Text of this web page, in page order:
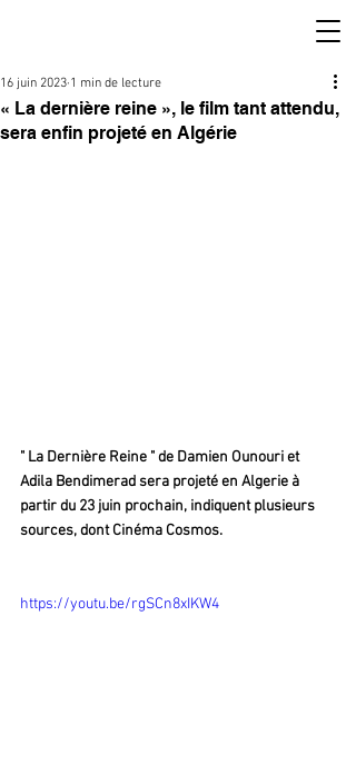
« La dernière reine », le film tant attendu,
sera enfin projeté en Algérie
16 juin 2023 1 min de lecture
" La Dernière Reine " de Damien Ounouri et
Adila Bendimerad sera projeté en Algerie à
partir du 23 juin prochain, indiquent plusieurs
sources, dont Cinéma Cosmos.
https://youtu.be/rgSCn8xIKW4